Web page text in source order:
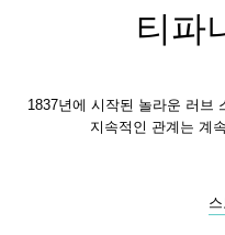
티파
1837년에 시작된 놀라운 러브
지속적인 관계는 계